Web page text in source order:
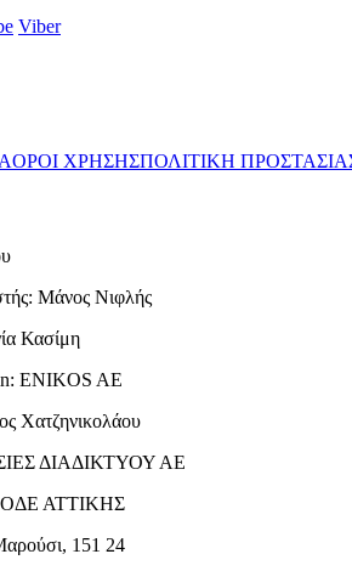
Viber
ΟΡΟΙ ΧΡΗΣΗΣΠΟΛΙΤΙΚΗ
Μάνος Νιφλής
Κασίμη
ENIKOS AE
Χατζηνικολάου
ΔΙΑΔΙΚΤΥΟΥ ΑΕ
ΑΤΤΙΚΗΣ
151 24